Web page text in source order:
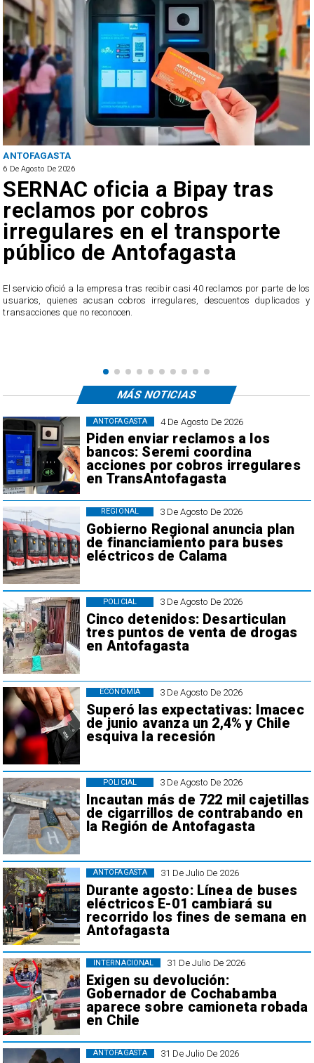
ANTOFAGASTA
6 De Agosto De 2026
SERNAC oficia a Bipay tras
reclamos por cobros
irregulares en el transporte
público de Antofagasta
El servicio ofició a la empresa tras recibir casi 40 reclamos por parte de los
usuarios, quienes acusan cobros irregulares, descuentos duplicados y
transacciones que no reconocen.
4 De Agosto De 2026
Piden enviar reclamos a los
bancos: Seremi coordina
acciones por cobros irregulares
en TransAntofagasta
ANTOFAGASTA
3 De Agosto De 2026
Gobierno Regional anuncia plan
de financiamiento para buses
eléctricos de Calama
REGIONAL
3 De Agosto De 2026
Cinco detenidos: Desarticulan
tres puntos de venta de drogas
en Antofagasta
POLICIAL
3 De Agosto De 2026
Superó las expectativas: Imacec
de junio avanza un 2,4% y Chile
esquiva la recesión
ECONOMÍA
3 De Agosto De 2026
Incautan más de 722 mil cajetillas
de cigarrillos de contrabando en
la Región de Antofagasta
POLICIAL
31 De Julio De 2026
Durante agosto: Línea de buses
eléctricos E-01 cambiará su
recorrido los fines de semana en
Antofagasta
ANTOFAGASTA
31 De Julio De 2026
Exigen su devolución:
Gobernador de Cochabamba
aparece sobre camioneta robada
en Chile
INTERNACIONAL
31 De Julio De 2026
ANTOFAGASTA
MÁS NOTICIAS